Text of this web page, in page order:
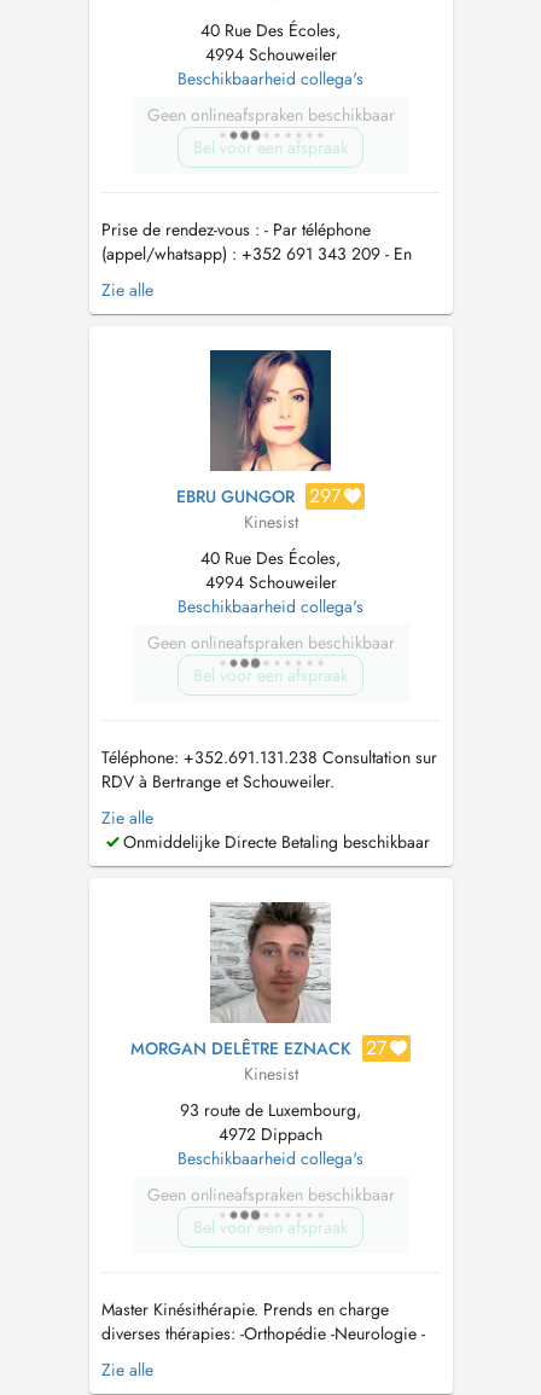
40 Rue Des Écoles,
4994 Schouweiler
Beschikbaarheid collega's
Geen onlineafspraken beschikbaar
Bel voor een afspraak
Prise de rendez-vous : - Par téléphone
(appel/whatsapp) : +352 691 343 209 - En
ligne via Doctena Accessibilité du cabinet : -
Rampe d accès pour les personnes à mobilité
proximité - DOMICILE possible : me contacter
directement par téléphone/whatsapp...
Zie alle
EBRU GUNGOR 297
Kinesist
40 Rue Des Écoles,
4994 Schouweiler
Beschikbaarheid collega's
Geen onlineafspraken beschikbaar
Bel voor een afspraak
Téléphone: +352.691.131.238 Consultation sur
RDV à Bertrange et Schouweiler.
Kinésithérapeute diplômée, je propose: -
Pilates mat (prochainement Reformer) - Renata
França - Rééducation orthopédique enfant et
Zie alle
Onmiddelijke Directe Betaling beschikbaar
MORGAN DELÊTRE EZNACK 27
Kinesist
93 route de Luxembourg,
4972 Dippach
Beschikbaarheid collega's
Geen onlineafspraken beschikbaar
Bel voor een afspraak
Master Kinésithérapie. Prends en charge
diverses thérapies: -Orthopédie -Neurologie -
Respiratoire -Cardiologie -Oncolongie post
Opératoire -Vestibulaire -Réathlétisation -Post
Zie alle